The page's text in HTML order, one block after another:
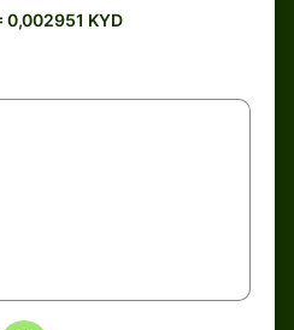
0,002951 KYD